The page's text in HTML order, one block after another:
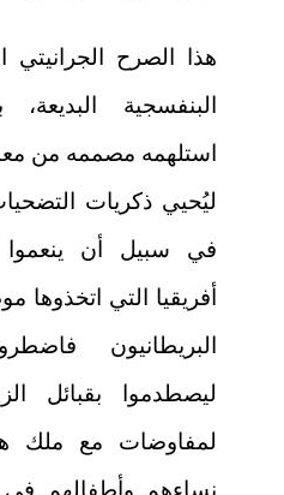
هذا الصرح الجرانيتي
البنفسجية البديعة،
استلهمه مصممه من
ليُحيي ذكريات
في سبيل أن ينعموا
أفريقيا التي اتخذوها
البريطانيون
ليصطدموا بقبائل
لمفاوضات مع ملك